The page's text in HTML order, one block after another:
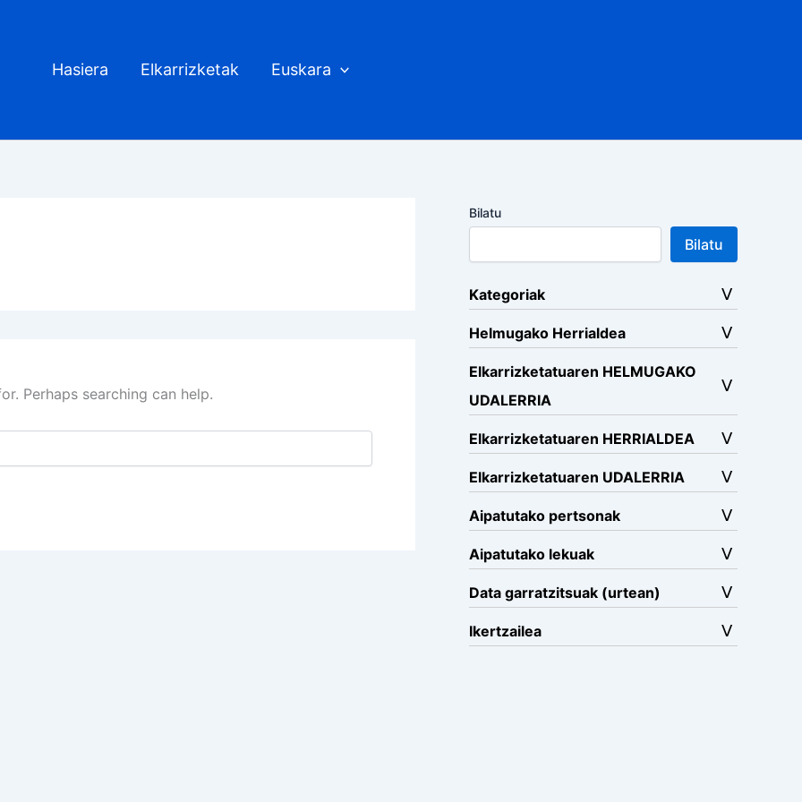
Hasiera Elkarrizketak Euskara
Perhaps searching can help.
Bilatu
Bilatu
Kategoriak
Helmugako Herrialdea
Elkarrizketatuaren HELMUGAKO
UDALERRIA
Elkarrizketatuaren HERRIALDEA
Elkarrizketatuaren UDALERRIA
Aipatutako pertsonak
Aipatutako lekuak
Data garratzitsuak (urtean)
Ikertzailea